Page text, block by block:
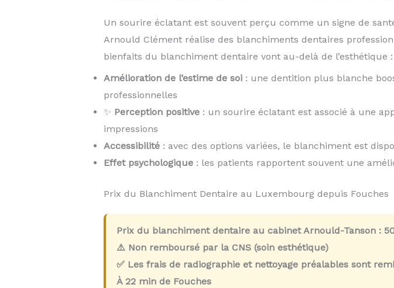
Un sourire éclatant est souvent perçu comme un signe de
Arnould Clément réalise des blanchiments dentaires
bienfaits du blanchiment dentaire vont au-delà de l’esthétique :
Amélioration de l’estime de soi: une dentition plus blanche
professionnelles
✨ Perception positive: un sourire éclatant est associé à une
impressions
Accessibilité: avec des options variées, le blanchiment est
Effet psychologique: les patients rapportent souvent une
Prix du Blanchiment Dentaire au Luxembourg depuis Fouches
Prix du blanchiment dentaire au cabinet Arnould-Tanson :
⚠️ Non remboursé par la CNS (soin esthétique)
✅ Les frais de radiographie et nettoyage préalables sont
À 22 minde Fouches